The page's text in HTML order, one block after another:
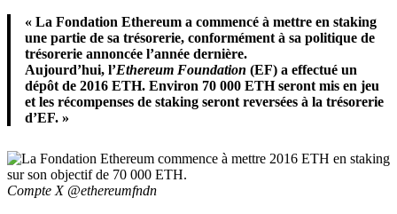
« La Fondation Ethereum a commencé à mettre en staking
une partie de sa trésorerie, conformément à sa politique de
trésorerie annoncée l’année dernière.
Aujourd’hui, l’Ethereum Foundation (EF) a effectué un
dépôt de 2016 ETH. Environ 70 000 ETH seront mis en jeu
et les récompenses de staking seront reversées à la trésorerie
d’EF. »
Compte X @ethereumfndn